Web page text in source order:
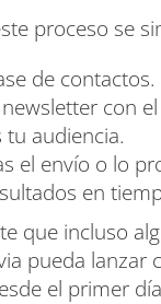
proceso se
de contactos.
con
tu audiencia.
el envío o lo
en
que incluso
pueda lanzar
el primer